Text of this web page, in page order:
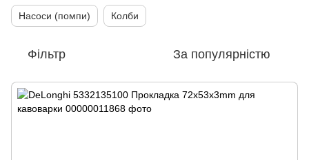
Насоси (помпи) Колби
Фільтр За популярністю